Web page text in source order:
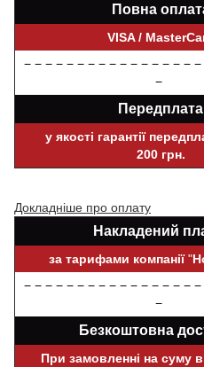
Повна
VISA /
− − − − − − − − − − − − − − − −
−
Передплата
у якості гарантії
200 грн.
Докладніше про оплату
Накладений
за тарифами компанії"
− − − − − − − − − − − − − − − −
−
Безкоштовна
При замовленні на суму